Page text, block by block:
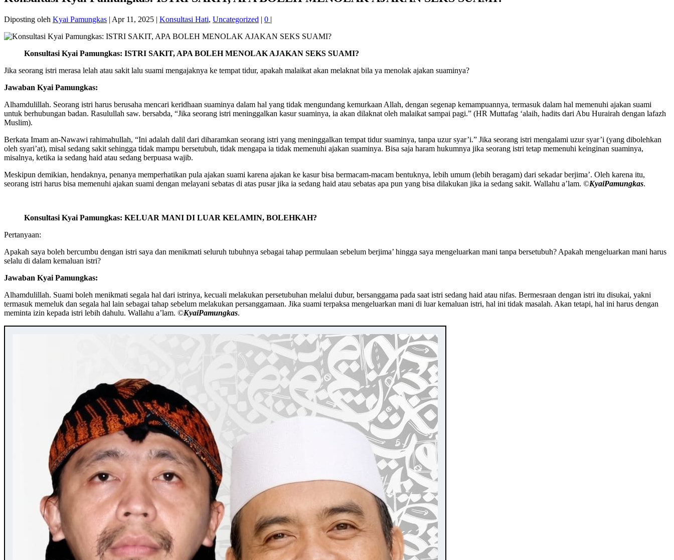
Diposting oleh Kyai Pamungkas | Apr 11, 2025 | Konsultasi Hati, Uncategorized | 0 |
Konsultasi Kyai Pamungkas: ISTRI SAKIT, APA BOLEH MENOLAK AJAKAN SEKS SUAMI?
Jika seorang istri merasa lelah atau sakit lalu suami mengajaknya ke tempat tidur, apakah malaikat akan melaknat bila ya menolak ajakan suaminya?
Jawaban Kyai Pamungkas:
Alhamdulillah. Seorang istri harus berusaha mencari keridhaan suaminya dalam hal yang tidak mengundang kemurkaan Allah, dengan segenap kemampuannya, termasuk dalam hal memenuhi ajakan suami
untuk berhubungan badan. Rasulullah saw. bersabda, “Jika seorang istri meninggalkan kasur suaminya, ia akan dilaknat oleh malaikat sampai pagi.” (HR Muttafag ‘alaih, hadits dari Abu Hurairah dengan lafazh
Muslim).
Berkata Imam an-Nawawi rahimahullah, “Ini adalah dalil dari diharamkan seorang istri yang meninggalkan tempat tidur suaminya, tanpa uzur syar’i.” Jika seorang istri mengalami uzur syar’i (yang dibolehkan
oleh syari’at), misal sedang sakit sehingga tidak mampu bersetubuh, tidak mengapa ia tidak memenuhi ajakan suaminya. Bisa saja haram hukumnya jika seorang istri tetap memenuhi keinginan suaminya,
misalnya, ketika ia sedang haid atau sedang berpuasa wajib.
Meskipun demikian, hendaknya, penanya memperhatikan pula ajakan suami karena ajakan ke kasur bisa bermacam-macam bentuknya, lebih umum (lebih beragam) dari sekadar berjima’. Oleh karena itu,
seorang istri harus bisa memenuhi ajakan suami dengan melayani sebatas di atas pusar jika ia sedang haid atau sebatas apa pun yang bisa dilakukan jika ia sedang sakit. Wallahu a’lam. ©️KyaiPamungkas.
Konsultasi Kyai Pamungkas: KELUAR MANI DI LUAR KELAMIN, BOLEHKAH?
Pertanyaan:
Apakah saya boleh bercumbu dengan istri saya dan menikmati seluruh tubuhnya sebagai tahap permulaan sebelum berjima’ hingga saya mengeluarkan mani tanpa bersetubuh? Apakah mengeluarkan mani harus
selalu di dalam kemaluan istri?
Jawaban Kyai Pamungkas:
Alhamdulillah. Suami boleh menikmati segala hal dari istrinya, kecuali melakukan persetubuhan melalui dubur, bersanggama pada saat istri sedang haid atau nifas. Bermesraan dengan istri itu disukai, yakni
termasuk memeluk dan segala hal lain sebagai tahap sebelum melakukan persanggamaan. Jika suami terpaksa mengeluarkan mani di luar kemaluan istri, hal ini tidak masalah. Akan tetapi, hal ini harus dengan
meminta izin kepada istri lebih dahulu. Wallahu a’lam. ©️KyaiPamungkas.